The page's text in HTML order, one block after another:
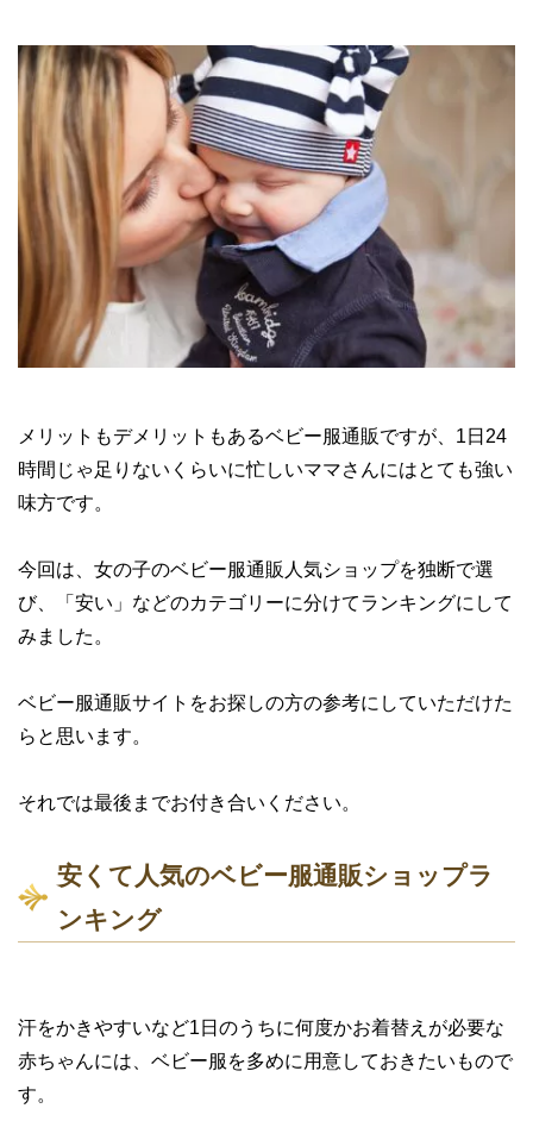
メリットもデメリットもあるベビー服通販ですが、1日24
時間じゃ足りないくらいに忙しいママさんにはとても強い
味方です。
今回は、女の子のベビー服通販人気ショップを独断で選
び、「安い」などのカテゴリーに分けてランキングにして
みました。
ベビー服通販サイトをお探しの方の参考にしていただけた
らと思います。
それでは最後までお付き合いください。
安くて人気のベビー服通販ショップラ
ンキング
汗をかきやすいなど1日のうちに何度かお着替えが必要な
赤ちゃんには、ベビー服を多めに用意しておきたいもので
す。